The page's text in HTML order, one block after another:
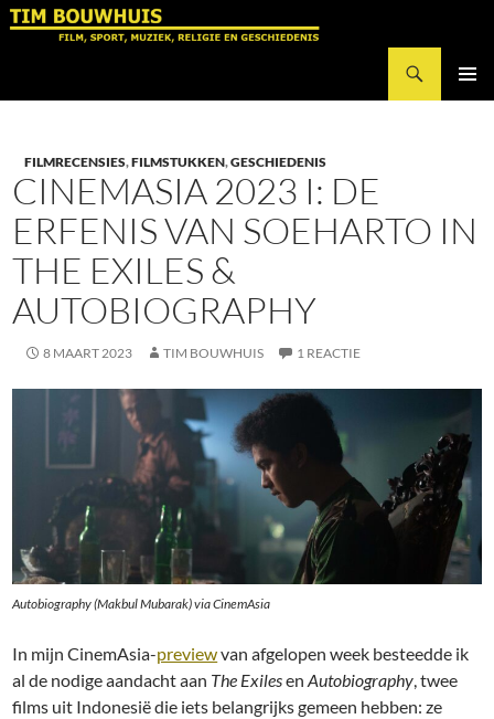
Ga
FILMRECENSIES,FILMSTUKKEN,GESCHIEDENIS
CINEMASIA 2023 I: DE
ERFENIS VAN SOEHARTO IN
THE EXILES &
AUTOBIOGRAPHY
8 MAART 2023 TIM BOUWHUIS 1 REACTIE
Autobiography (Makbul Mubarak)via CinemAsia
In mijn CinemAsia-previewvan afgelopen week besteedde ik
al de nodige aandacht aan The ExilesenAutobiography, twee
films uit Indonesië die iets belangrijks gemeen hebben: ze